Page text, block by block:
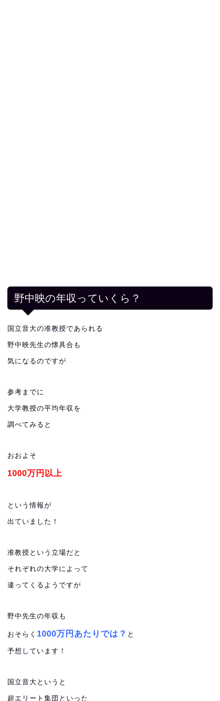
野中映の年収っていくら？
国立音大の准教授であられる
野中映先生の懐具合も
気になるのですが
参考までに
大学教授の平均年収を
調べてみると
おおよそ
1000万円以上
という情報が
出ていました！
准教授という立場だと
それぞれの大学によって
違ってくるようですが
野中先生の年収も
おそらく 1000万円あたりでは？ と
予想しています！
国立音大というと
超エリート集団といった